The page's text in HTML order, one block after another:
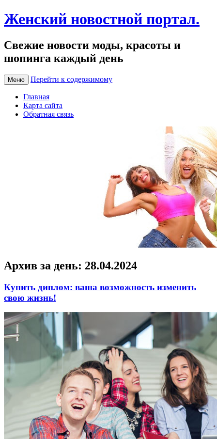
Женский новостной портал.
Свежие новости моды, красоты и
шопинга каждый день
Меню Перейти к содержимому
Главная
Карта сайта
Обратная связь
Архив за день: 28.04.2024
Купить диплом: ваша возможность изменить
свою жизнь!